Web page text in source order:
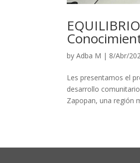
byAdba M | 8/Abr/
Les presentamos el
desarrollo
Zapopan, una región